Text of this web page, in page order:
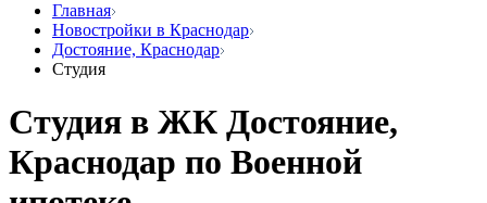
Главная
Новостройки в Краснодар
Достояние, Краснодар
Студия
Студия в ЖК Достояние,
Краснодар по Военной